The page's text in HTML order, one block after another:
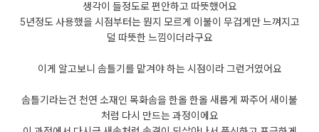
생각이 들정도로 편안하고 따뜻했어요
5년정도 사용했을 시점부터는 뭔지 모르게 이불이 무겁게만 느껴지고
덜 따뜻한 느낌이더라구요
이게 알고보니 솜틀기를 맡겨야 하는 시점이라 그런거였어요
솜틀기라는건 천연 소재인 목화솜을 한올 한올 새롭게 짜주어 새이불
처럼 다시 만드는 과정이에요